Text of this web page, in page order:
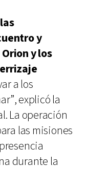
y
y los
a los
explicó la
La operación
las misiones
durante la